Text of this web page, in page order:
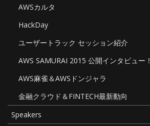
AWSカルタ
HackDay
ユーザートラック セッション紹介
AWS SAMURAI 2015 公開インタビュー！
AWS麻雀＆AWSドンジャラ
金融クラウド＆FINTECH最新動向
Speakers